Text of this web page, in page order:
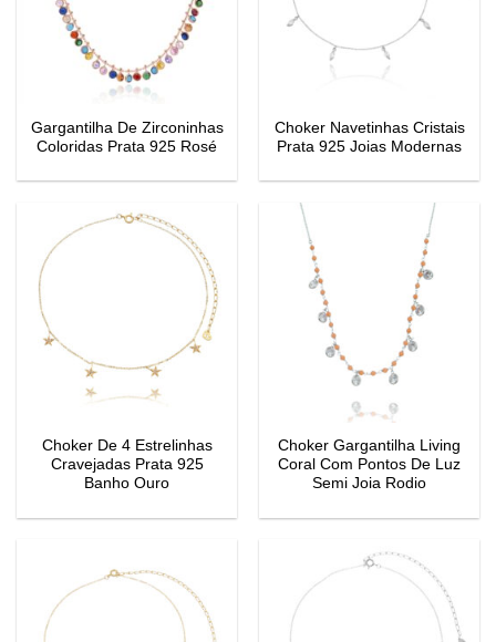
Gargantilha De Zirconinhas
Coloridas Prata 925 Rosé
Choker Navetinhas Cristais
Prata 925 Joias Modernas
Choker De 4 Estrelinhas
Cravejadas Prata 925
Banho Ouro
Choker Gargantilha Living
Coral Com Pontos De Luz
Semi Joia Rodio